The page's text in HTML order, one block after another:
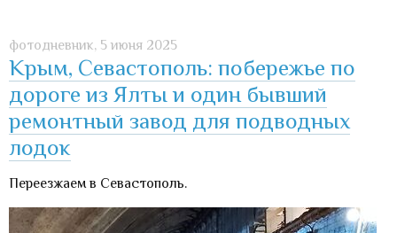
фотодневник, 5 июня 2025
Крым, Севастополь: побережье по
дороге из Ялты и один бывший
ремонтный завод для подводных
лодок
Переезжаем в Севастополь.